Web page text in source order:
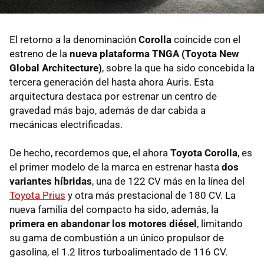
El retorno a la denominación Corolla coincide con el
estreno de la nueva plataforma TNGA (Toyota New
Global Architecture), sobre la que ha sido concebida la
tercera generación del hasta ahora Auris. Esta
arquitectura destaca por estrenar un centro de
gravedad más bajo, además de dar cabida a
mecánicas electrificadas.
De hecho, recordemos que, el ahora Toyota Corolla, es
el primer modelo de la marca en estrenar hasta dos
variantes híbridas, una de 122 CV más en la línea del
Toyota Prius y otra más prestacional de 180 CV. La
nueva familia del compacto ha sido, además, la
primera en abandonar los motores diésel , limitando
su gama de combustión a un único propulsor de
gasolina, el 1.2 litros turboalimentado de 116 CV.